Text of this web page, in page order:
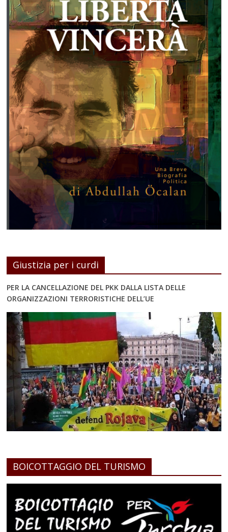
Giustizia per i curdi
PER LA CANCELLAZIONE DEL PKK DALLA LISTA DELLE
ORGANIZZAZIONI TERRORISTICHE DELL’UE
BOICOTTAGGIO DEL TURISMO